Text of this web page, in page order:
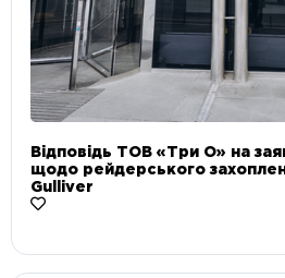
Відповідь ТОВ «Три О» на
щодо рейдерського
Gulliver